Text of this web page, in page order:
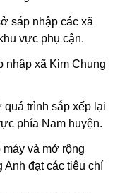
sáp nhập các xã
vực phụ cận.
nhập xã Kim Chung
trình sắp xếp lại
phía Nam huyện.
và mở rộng
Anh đạt các tiêu chí